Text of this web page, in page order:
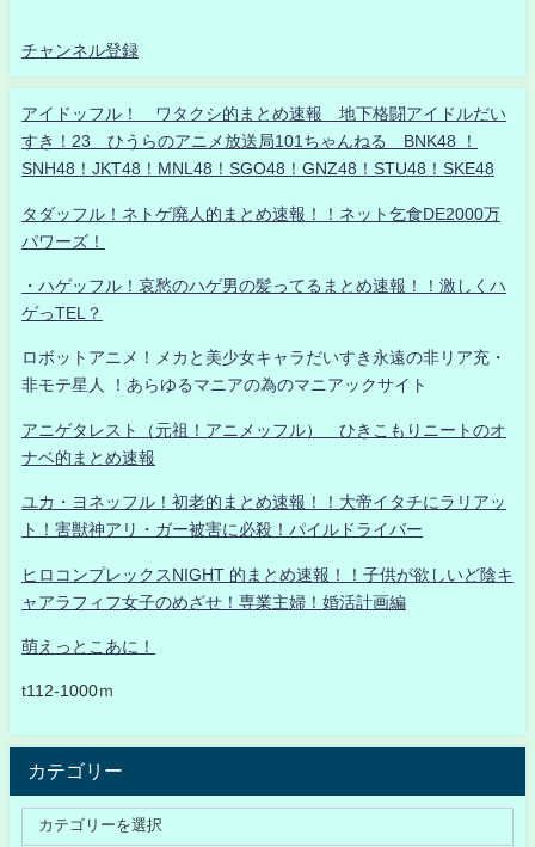
チャンネル登録
アイドッフル！ ワタクシ的まとめ速報 地下格闘アイドルだい
すき！23 ひうらのアニメ放送局101ちゃんねる BNK48 ！
SNH48！JKT48！MNL48！SGO48！GNZ48！STU48！SKE48
タダッフル！ネトゲ廃人的まとめ速報！！ネット乞食DE2000万
パワーズ！
・ハゲッフル！哀愁のハゲ男の髪ってるまとめ速報！！激しくハ
ゲっTEL？
ロボットアニメ！メカと美少女キャラだいすき永遠の非リア充・
非モテ星人 ！あらゆるマニアの為のマニアックサイト
アニゲタレスト（元祖！アニメッフル） ひきこもりニートのオ
ナベ的まとめ速報
ユカ・ヨネッフル！初老的まとめ速報！！大帝イタチにラリアッ
ト！害獣神アリ・ガー被害に必殺！パイルドライバー
ヒロコンプレックスNIGHT 的まとめ速報！！子供が欲しいど陰キ
ャアラフィフ女子のめざせ！専業主婦！婚活計画編
萌えっとこあに！
t112-1000ｍ
カテゴリー